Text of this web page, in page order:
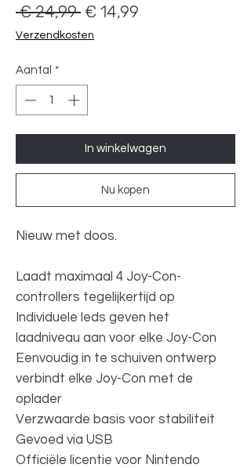
€ 24,99 Normale
prijs
€ 14,99
Verzendkosten
Aantal *
In winkelwagen
Nu kopen
Nieuw met doos.
Laadt maximaal 4 Joy-Con-
controllers tegelijkertijd op
Individuele leds geven het
laadniveau aan voor elke Joy-Con
Eenvoudig in te schuiven ontwerp
verbindt elke Joy-Con met de
oplader
Verzwaarde basis voor stabiliteit
Gevoed via USB
Officiële licentie voor Nintendo